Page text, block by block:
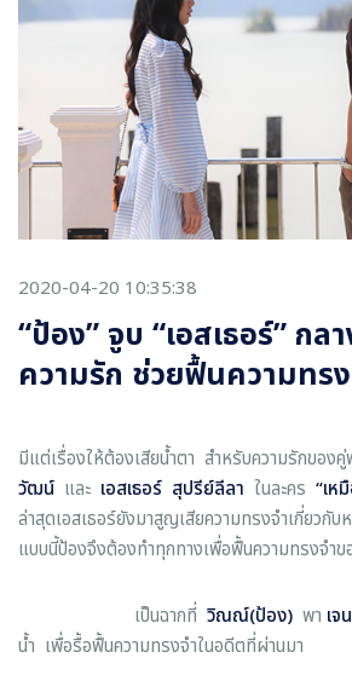
2020-04-20 10:35:38
“ป้อง” จูบ “เอสเธอร์” กล
ความรัก ช่วยฟื้นความทร
มีแต่เรื่องให้ต้องเสียน้ำตา สำหรับความรักของคู่
วัฒน์ และ เอสเธอร์ สุปรีย์ลีลา ในละคร “เห
ล่าสุดเอสเธอร์ยังมาสูญเสียความทรงจำเกี่ยวกั
แบบนี้ป้องจึงต้องทำทุกทางเพื่อฟื้นความทรงจำข
เป็นฉากที่ วิณณ์(ป้อง) พา เจ
น้ำ เพื่อรื้อฟื้นความทรงจำในอดีตที่ผ่านมา